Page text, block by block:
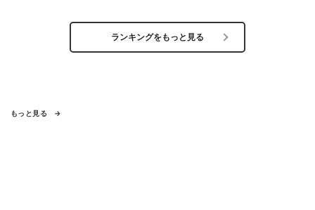
ランキングをもっと見る
もっと見る